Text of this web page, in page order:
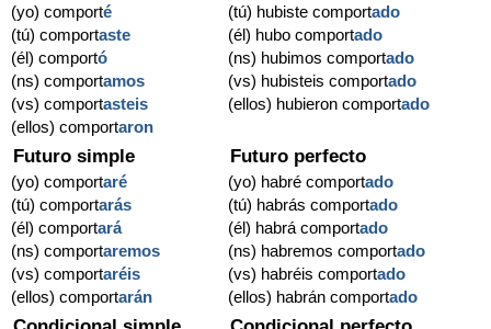
(yo) comporté
(tú) comportaste
(él) comportó
(ns) comportamos
(vs) comportasteis
(ellos) comportaron
(tú) hubiste comportado
(él) hubo comportado
(ns) hubimos comportado
(vs) hubisteis comportado
(ellos) hubieron comportado
Futuro simple
(yo) comportaré
(tú) comportarás
(él) comportará
(ns) comportaremos
(vs) comportaréis
(ellos) comportarán
Futuro perfecto
(yo) habré comportado
(tú) habrás comportado
(él) habrá comportado
(ns) habremos comportado
(vs) habréis comportado
(ellos) habrán comportado